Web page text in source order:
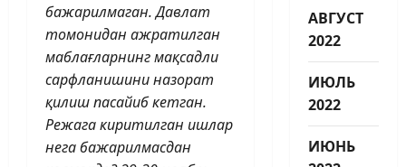
бажарилмаган. Давлат
томонидан ажратилган
маб­лағларнинг мақсадли
сарфланишини назорат
қилиш пасайиб кетган.
Режага киритилган ишлар
нега бажарилмасдан
АВГУСТ
2022
ИЮЛЬ
2022
ИЮНЬ